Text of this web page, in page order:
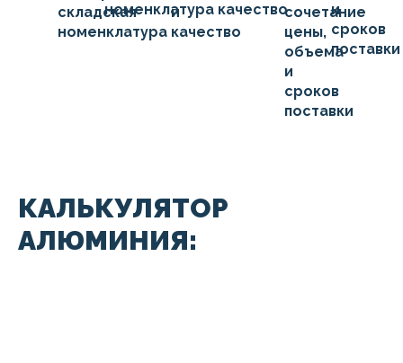
номенклатура качество
и
сроков
поставки
КАЛЬКУЛЯТОР
АЛЮМИНИЯ: